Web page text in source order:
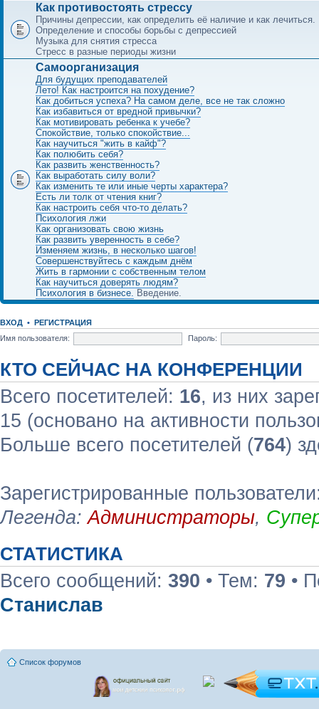
Как противостоять стрессу
Причины депрессии, как определить её наличие и как лечиться.
Определение и способы борьбы с депрессией
Музыка для снятия стресса
Стресс в разные периоды жизни
Самоорганизация
Для будущих преподавателей
Лето! Как настроится на похудение?
Как добиться успеха? На самом деле, все не так сложно
Как избавиться от вредной привычки?
Как мотивировать ребенка к учебе?
Спокойствие, только спокойствие...
Как научиться "жить в кайф"?
Как полюбить себя?
Как развить женственность?
Как выработать силу воли?
Как изменить те или иные черты характера?
Есть ли толк от чтения книг?
Как настроить себя что-то делать?
Психология лжи
Как организовать свою жизнь
Как развить уверенность в себе?
Изменяем жизнь, в несколько шагов!
Совершенствуйтесь с каждым днём
Жить в гармонии с собственным телом
Как научиться доверять людям?
Психология в бизнесе. Введение.
ВХОД • РЕГИСТРАЦИЯ
Имя пользователя:
Пароль:
КТО СЕЙЧАС НА КОНФЕРЕНЦИИ
Всего посетителей: 16, из них
15 (основано на активности
Больше всего посетителей (764)
Зарегистрированные
Легенда:Администраторы,
СТАТИСТИКА
Всего сообщений: 390 • Тем: 79 •
Станислав
Список форумов